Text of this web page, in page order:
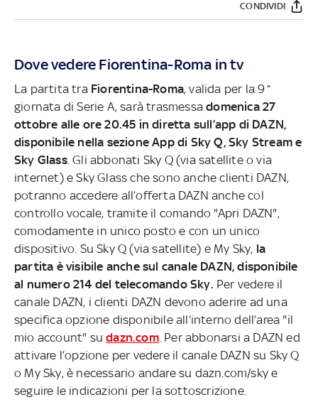
CONDIVIDI
Dove vedere Fiorentina-Roma in tv
La partita tra Fiorentina-Roma, valida per la 9^
giornata di Serie A, sarà trasmessadomenica 27
ottobre alle ore 20.45 in diretta sull’app di DAZN,
disponibile nella sezione App di Sky Q, Sky Stream e
Sky Glass. Gli abbonati Sky Q (via satellite o via
internet) e Sky Glass che sono anche clienti DAZN,
potranno accedere all’offerta DAZN anche col
controllo vocale, tramite il comando "Apri DAZN",
comodamente in unico posto e con un unico
dispositivo. Su Sky Q (via satellite) e My Sky, la
partita è visibile anche sul canale DAZN, disponibile
al numero 214 del telecomando Sky. Per vedere il
canale DAZN, i clienti DAZN devono aderire ad una
specifica opzione disponibile all’interno dell’area "il
mio account" sudazn.com. Per abbonarsi a DAZN ed
attivare l’opzione per vedere il canale DAZN su Sky Q
o My Sky, è necessario andare su dazn.com/sky e
seguire le indicazioni per la sottoscrizione.